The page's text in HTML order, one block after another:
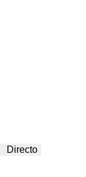
Directo